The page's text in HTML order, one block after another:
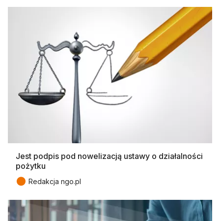
Jest podpis pod nowelizacją ustawy o działalności
pożytku
● Redakcja ngo.pl